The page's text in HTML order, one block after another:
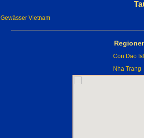
Gewässer Vietnam
Con Dao
Nha Trang